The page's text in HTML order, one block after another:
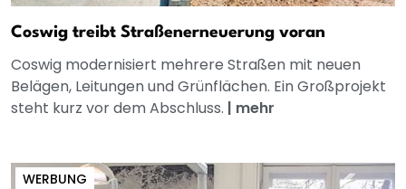
Coswig treibt Straßenerneuerung voran
Coswig modernisiert mehrere Straßen mit neuen
Belägen, Leitungen und Grünflächen. Ein Großprojekt
steht kurz vor dem Abschluss. | mehr
WERBUNG